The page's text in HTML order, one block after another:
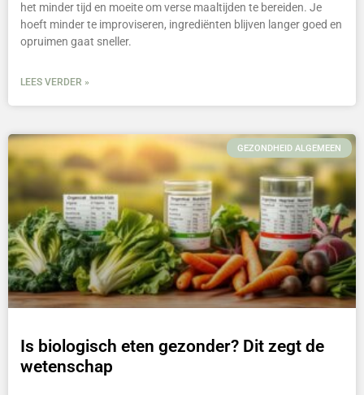
het minder tijd en moeite om verse maaltijden te bereiden. Je
hoeft minder te improviseren, ingrediënten blijven langer goed en
opruimen gaat sneller.
LEES VERDER »
GEZONDHEID ALGEMEEN
Is biologisch eten gezonder? Dit zegt de
wetenschap